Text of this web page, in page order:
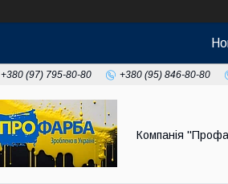
+380 (97) 795-80-80 +380 (95) 846-80-80
Компанія